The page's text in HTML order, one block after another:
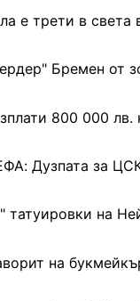
е трети в света
Бремен от
800 000
Дузпата за
татуировки на
на